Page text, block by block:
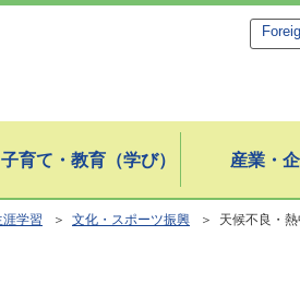
子育て・教育（学び） 産業・
涯学習 ＞ 文化・スポーツ振興 ＞ 天候不良・熱